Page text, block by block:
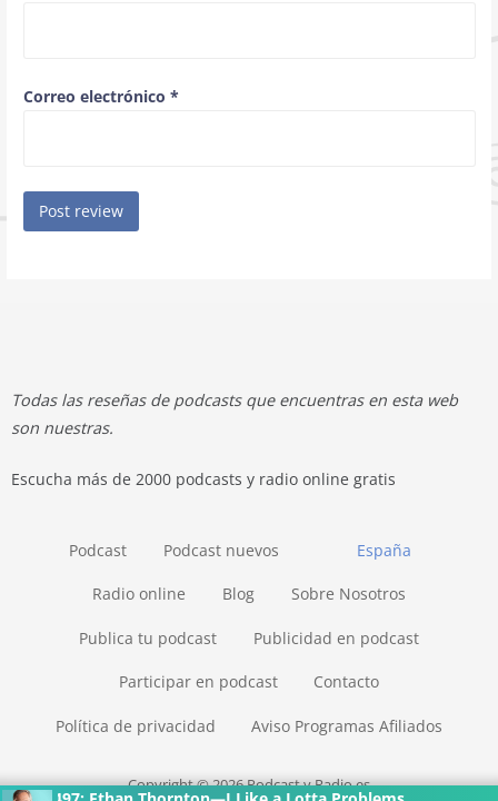
Correo electrónico *
Todas las reseñas de podcasts que encuentras en esta web
son nuestras.
Escucha más de 2000 podcasts y radio online gratis
España
Podcast Podcast nuevos
Radio online Blog Sobre Nosotros
Publica tu podcast Publicidad en podcast
Participar en podcast Contacto
Política de privacidad Aviso Programas Afiliados
Copyright © 2026 Podcast y Radio.es